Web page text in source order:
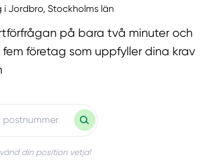
Jordbro, Stockholms län
på bara två minuter och
företag som uppfyller dina krav
din position vetja!